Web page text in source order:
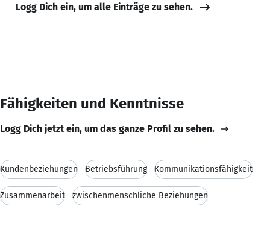
Logg Dich ein, um alle Einträge zu sehen.
Fähigkeiten und Kenntnisse
Logg Dich jetzt ein, um das ganze Profil zu sehen.
Kundenbeziehungen Betriebsführung Kommunikationsfähigkeit
Zusammenarbeit zwischenmenschliche Beziehungen